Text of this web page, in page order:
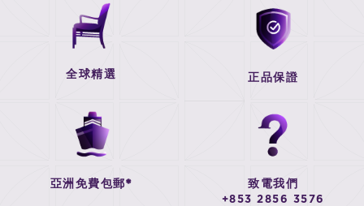
全球精選 正品保證
亞洲免費包郵* 致電我們
+853 2856 3576